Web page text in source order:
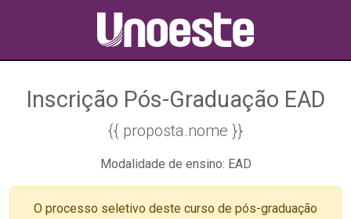
Inscrição Pós-Graduação EAD
{{ proposta.nome }}
Modalidade de ensino: EAD
O processo seletivo deste curso de pós-graduação